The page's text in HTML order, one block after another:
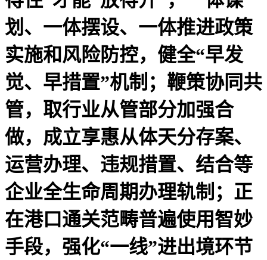
划、一体摆设、一体推进政策
实施和风险防控，健全“早发
觉、早措置”机制；鞭策协同共
管，取行业从管部分加强合
做，成立享惠从体天分存案、
运营办理、违规措置、结合等
企业全生命周期办理轨制；正
在港口通关范畴普遍使用智妙
手段，强化“一线”进出境环节